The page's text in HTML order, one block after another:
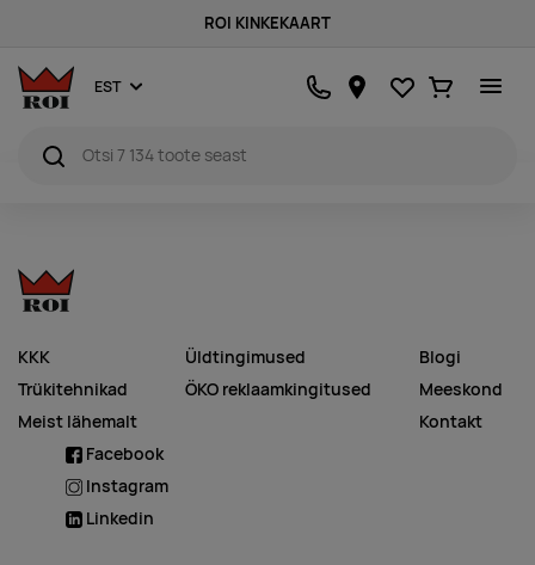
ROI KINKEKAART
EST Lemmikud
Ostukorv
KKK
Trükitehnikad
Meist lähemalt
Üldtingimused
ÖKO reklaamkingitused
Blogi
Meeskond
Kontakt
Facebook
Instagram
Linkedin